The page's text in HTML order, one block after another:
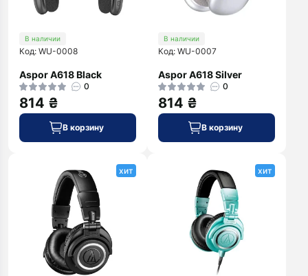
В наличии
Код: WU-0008
Aspor A618 Black
0
814 ₴
В корзину
В наличии
Код: WU-0007
Aspor A618 Silver
0
814 ₴
В корзину
хит хит